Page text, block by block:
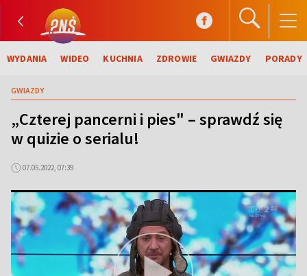
WYDANIA WIDEO KUCHNIA ZDROWIE GWIAZDY PORADY
GWIAZDY
„Czterej pancerni i pies" – sprawdź się
w quizie o serialu!
07.05.2022, 07:39